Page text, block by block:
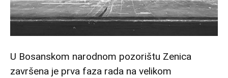
U Bosanskom narodnom pozorištu Zenica
završena je prva faza rada na velikom